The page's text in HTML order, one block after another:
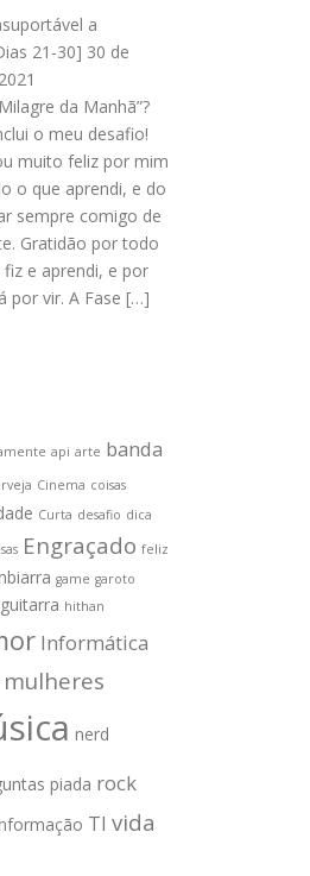
a
21-30] 30 de
da Manhã”?
o meu desafio!
muito feliz por mim
o que aprendi, e do
sempre comigo de
Gratidão por todo
e aprendi, e por
por vir. A Fase […]
api arte banda
Cinema coisas
Curta desafio dica
Engraçado feliz
game garoto
guitarra hithan
Informática
mulheres
nerd
piada rock
TI vida